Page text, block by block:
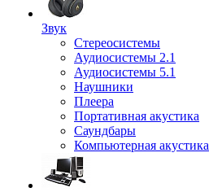
Звук
Стереосистемы
Аудиосистемы 2.1
Аудиосистемы 5.1
Наушники
Плеера
Портативная акустика
Саундбары
Компьютерная акустика